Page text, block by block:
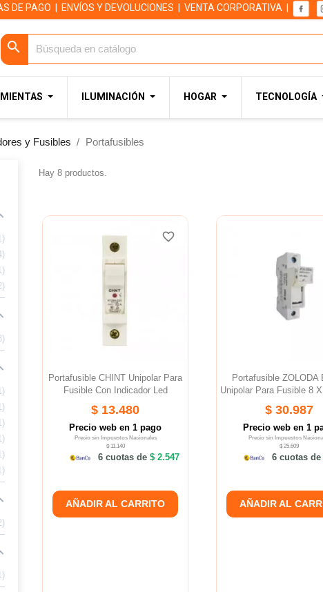
DE PAGO ENVÍOS Y DEVOLUCIONES VENTA CORPORATIVA
search
ILUMINACIÓN HOGAR TECNOLOGÍA
y Fusibles Portafusibles
Hay 8 productos.
Portafusible CHINT Unipolar Para
Fusible Con Indicador Led
$ 13.480
Precio web en 1 pago
Precio sin Impuestos Nacionales
$ 11.140
6 cuotas de$ 2.547
AÑADIR AL CARRITO
favorite_border
favorite_border
Portafusible ZOLODA
Unipolar Para Fusible 8 X
$ 30.987
Precio web en 1
Precio sin Impuestos
$ 25.609
6 cuotas
AÑADIR AL